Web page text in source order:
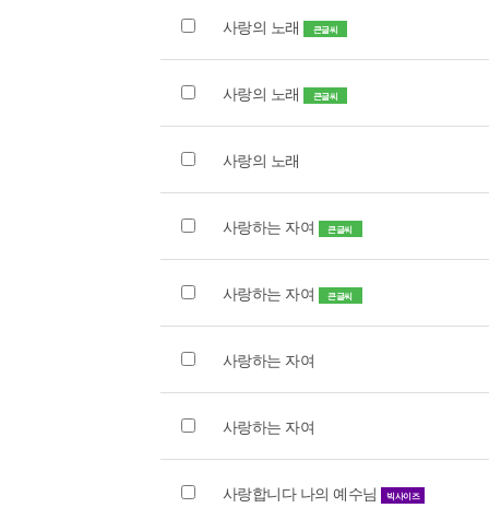
사랑의 노래 큰글씨
사랑의 노래 큰글씨
사랑의 노래
사랑하는 자여 큰글씨
사랑하는 자여 큰글씨
사랑하는 자여
사랑하는 자여
사랑합니다 나의 예수님 빅사이즈